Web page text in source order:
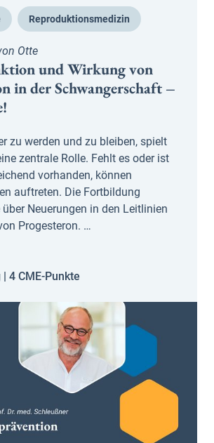
Reproduktionsmedizin
Otte
und Wirkung von
in der Schwangerschaft –
zu werden und zu bleiben, spielt
zentrale Rolle. Fehlt es oder ist
vorhanden, können
auftreten. Die Fortbildung
Neuerungen in den Leitlinien
Progesteron. …
4 CME-Punkte